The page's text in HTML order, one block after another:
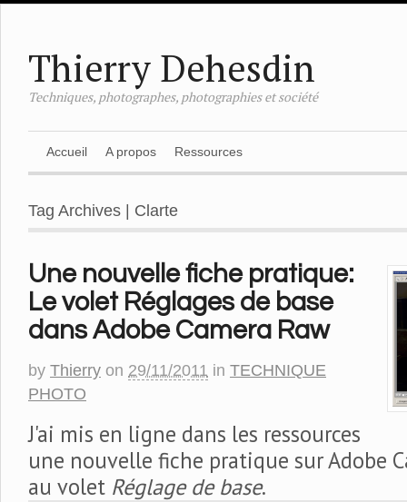
Thierry Dehesdin
Techniques, photographes, photographies et société
Accueil A propos Ressources
Tag Archives | Clarte
Une nouvelle fiche pratique:
Le volet Réglages de base
dans Adobe Camera Raw
by Thierry on 29/11/2011 in TECHNIQUE
PHOTO
J'ai mis en ligne dans les ressources
une nouvelle fiche pratique sur Adobe
au volet Réglage de base.